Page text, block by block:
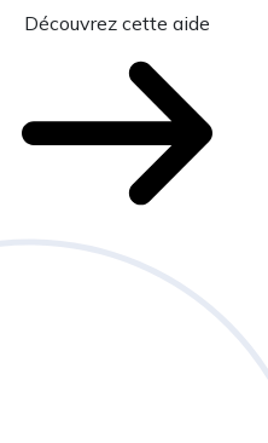
Découvrez cette aide